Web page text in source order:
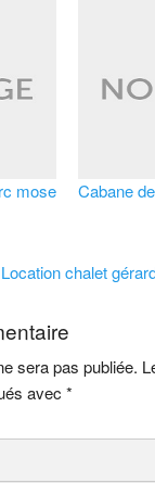
mose
Cabane
Location chalet
sera pas publiée.
avec*